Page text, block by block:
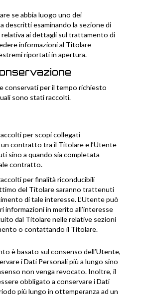
se abbia luogo uno dei
descritti esaminando la sezione di
ai dettagli sul trattamento di
informazioni al Titolare
riportati in apertura.
conservati per il tempo richiesto
sono stati raccolti.
per scopi collegati
un contratto tra il Titolare e l’Utente
sino a quando sia completata
contratto.
per finalità riconducibili
del Titolare saranno trattenuti
di tale interesse. L’Utente può
informazioni in merito all’interesse
dal Titolare nelle relative sezioni
o contattando il Titolare.
è basato sul consenso dell’Utente,
i Dati Personali più a lungo sino
non venga revocato. Inoltre, il
obbligato a conservare i Dati
più lungo in ottemperanza ad un